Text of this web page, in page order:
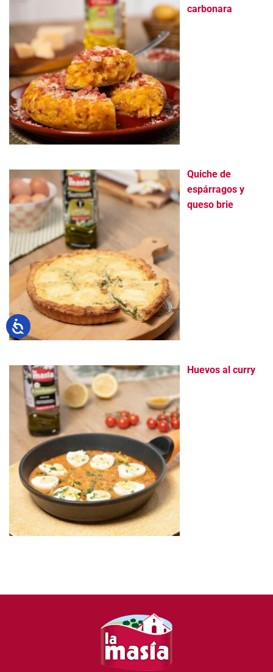
carbonara
Quiche de
espárragos y
queso brie
Huevos al curry